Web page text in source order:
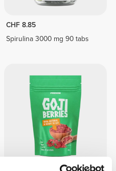
CHF 8.85
Spirulina 3000 mg 90 tabs